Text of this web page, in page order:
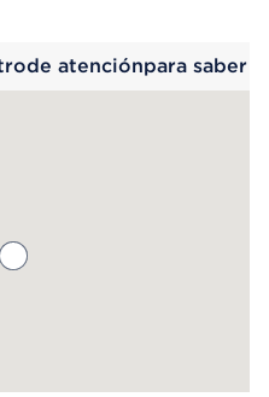
atenciónpara saber